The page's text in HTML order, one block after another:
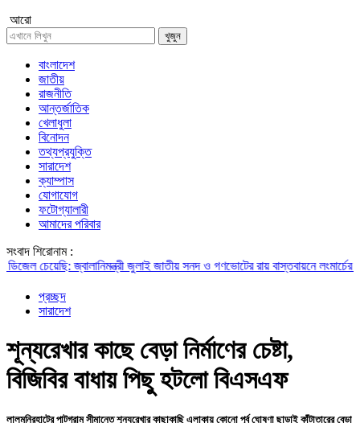
আরো
খুজুন
বাংলাদেশ
জাতীয়
রাজনীতি
আন্তর্জাতিক
খেলাধুলা
বিনোদন
তথ্যপ্রযুক্তি
সারাদেশ
ক্যাম্পাস
যোগাযোগ
ফটোগ্যালারী
আমাদের পরিবার
সংবাদ শিরোনাম :
জ্বালানিমন্ত্রীজুলাই জাতীয় সনদ ও গণভোটের রায় বাস্তবায়নে লংমার্চের
প্রচ্ছদ
সারাদেশ
শূন্যরেখার কাছে বেড়া নির্মাণের চেষ্টা,
বিজিবির বাধায় পিছু হটলো বিএসএফ
লালমনিরহাটের পাটগ্রাম সীমান্তে শূন্যরেখার কাছাকাছি এলাকায় কোনো পূর্ব ঘোষণা ছাড়াই কাঁটাতারের বেড়া